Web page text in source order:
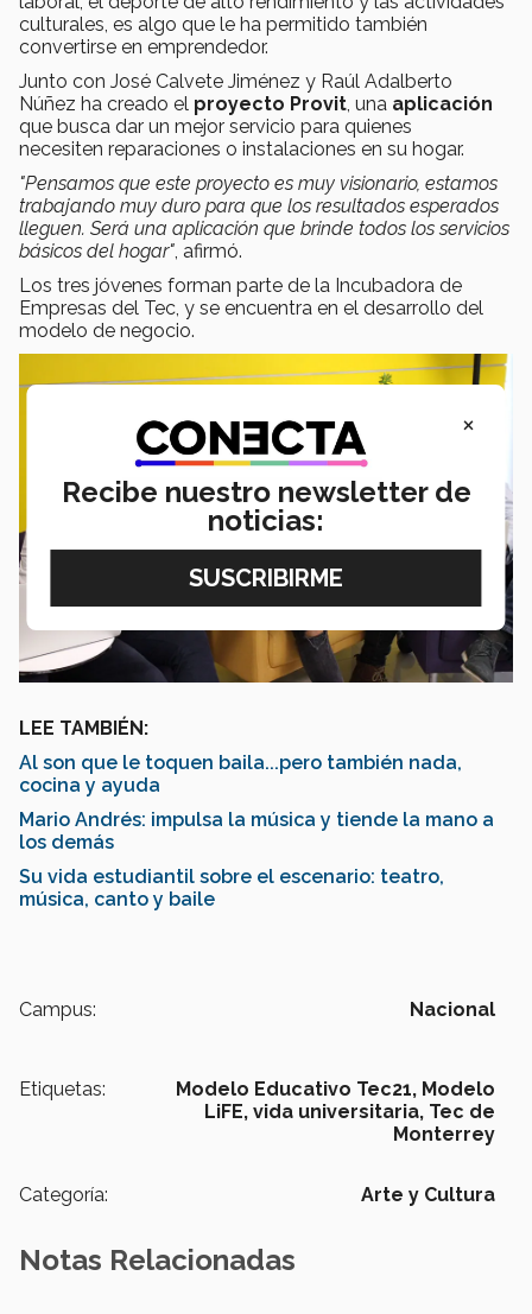
culturales, es algo que le ha permitido también
convertirse en emprendedor.
Junto con José Calvete Jiménez y Raúl Adalberto
Núñez ha creado el proyecto Provit, una aplicación
que busca dar un mejor servicio para quienes
necesiten reparaciones o instalaciones en su hogar.
"Pensamos que este proyecto es muy visionario, estamos
trabajando muy duro para que los resultados esperados
lleguen. Será una aplicación que brinde todos los servicios
básicos del hogar", afirmó.
Los tres jóvenes forman parte de la Incubadora de
Empresas del Tec, y se encuentra en el desarrollo del
modelo de negocio.
LEE TAMBIÉN:
Al son que le toquen baila...pero también nada,
cocina y ayuda
Mario Andrés: impulsa la música y tiende la mano a
los demás
Su vida estudiantil sobre el escenario: teatro,
música, canto y baile
Campus: Nacional
Etiquetas: Modelo Educativo Tec21, Modelo
LiFE, vida universitaria, Tec de
Monterrey
Categoría: Arte y Cultura
Notas Relacionadas
×
Recibe nuestro newsletter de
noticias: